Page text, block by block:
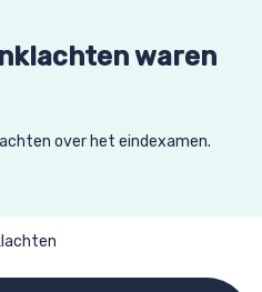
waren
over het eindexamen.